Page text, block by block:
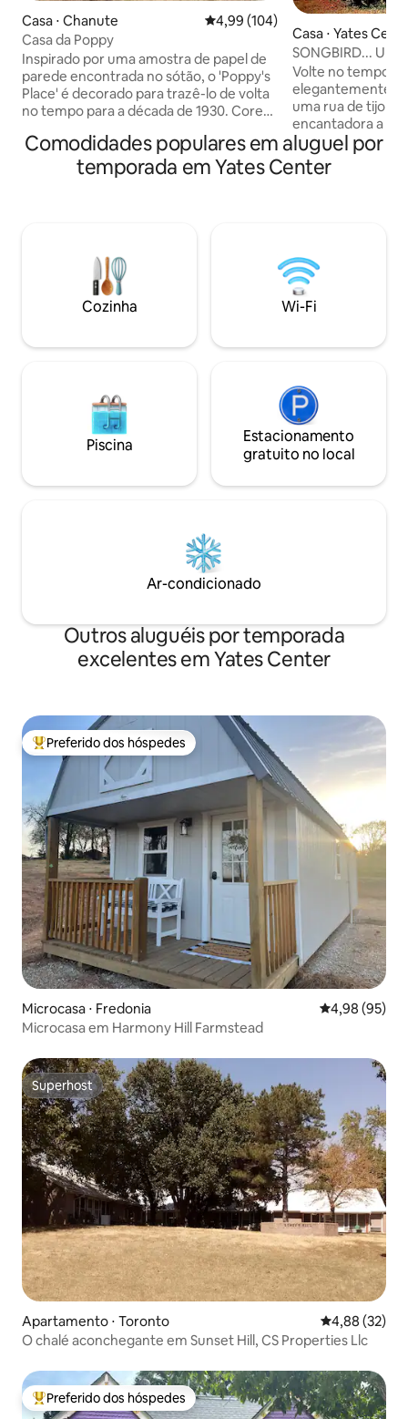
Casa ⋅ Chanute 4,99 de uma avaliação média de
4,99 (104)
Casa da Poppy
Inspirado por uma amostra de papel de
parede encontrada no sótão, o 'Poppy's
Place' é decorado para trazê-lo de volta
no tempo para a década de 1930. Cores
introduzidas nas casas naquela época
para ajudar a manter as pessoas
inspiradas durante a tempestade de
papoula foram, e ainda são, um símbolo
de esperança e lembrança para os
soldados caídos. O escritório oferece
Casa ⋅ Yates
SONGBIRD...
romântica e
Volte no tempo
elegantemente
uma rua de tijolos
encantadora a 3
Praça Principal
biblioteca
Tribunal do
modernas e uma
ajudam você a se
pelos jardins ou
observando
Comodidades populares em aluguel por
temporada em Yates Center
Cozinha Wi-Fi
Piscina
Estacionamento
gratuito no local
Ar-condicionado
Outros aluguéis por temporada
excelentes em Yates Center
Entre os melhores preferidos dos hóspedes
Preferido dos hóspedes
Microcasa ⋅ Fredonia 4,98 de uma
4,98 (95)
Microcasa em Harmony Hill Farmstead
Superhost
Superhost
Apartamento ⋅ Toronto 4,88 de uma
4,88 (32)
O chalé aconchegante em Sunset Hill, CS Properties Llc
Entre os melhores preferidos dos hóspedes
Preferido dos hóspedes